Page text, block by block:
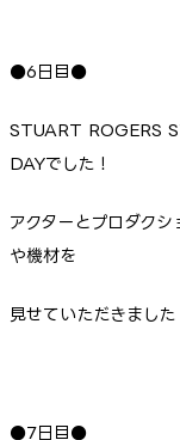
●6日目●
STUART ROGERS
DAYでした！
アクターとプロダク
や機材を
見せていただきました
●7日目●